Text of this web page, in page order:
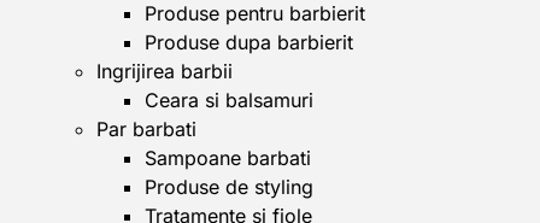
Produse pentru barbierit
Produse dupa barbierit
Ingrijirea barbii
Ceara si balsamuri
Par barbati
Sampoane barbati
Produse de styling
Tratamente si fiole